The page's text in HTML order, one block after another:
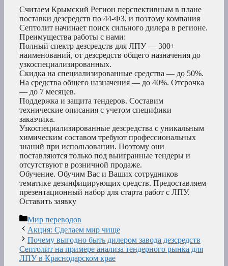
Считаем Крымский Регион перспективным в плане
поставки дезсредств по 44-ФЗ, и поэтому компания
Септолит начинает поиск сильного дилера в регионе.
Преимущества работы с нами:
Полный спектр дезсредств для ЛПУ — 300+
наименований, от дезсредств общего назначения до
узкоспециализированных.
Скидка на специализированные средства — до 50%.
На средства общего назначения — до 40%. Отсрочка
— до 7 месяцев.
Поддержка и защита тендеров. Составим
технические описания с учетом специфики
заказчика.
Узкоспециализированные дезсредства с уникальным
химическим составом требуют профессиональных
знаний при использовании. Поэтому они
поставляются только под выигранные тендеры и
отсутствуют в розничной продаже.
Обучение. Обучим Вас и Ваших сотрудников
тематике дезинфицирующих средств. Предоставляем
презентационный набор для старта работ с ЛПУ.
Оставить заявку
Рубрики
Мир переводов
Акция: Сделаем мир чище
Почему выгодно быть дилером завода дезсредств
Септолит на примере анализа тендерного рынка для
ЛПУ в Краснодарском крае